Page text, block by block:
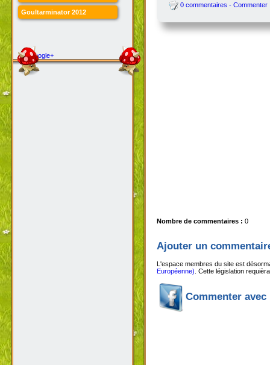
Goultarminator 2012
Google+
0 commentaires - Commenter
Nombre de commentaires : 0
Ajouter un
L'espace membres du site est
Européenne) . Cette législation
Commenter avec